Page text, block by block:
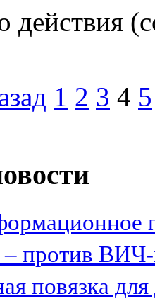
действия
1 2 3 4 5
против
повязка